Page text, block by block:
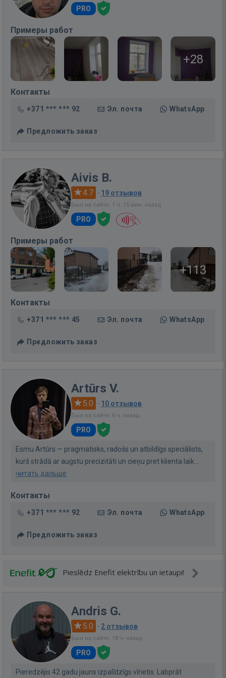
PRO
Примеры работ
+28
Контакты
+371 *** *** 92 Эл. почта WhatsApp
Предложить заказ
Aivis B.
4.7 · 19 отзывов
Был на сайте: 1 ч. 15 мин. назад
PRO
Примеры работ
+113
Контакты
+371 *** *** 45 Эл. почта WhatsApp
Предложить заказ
Artūrs V.
5.0 · 10 отзывов
Был на сайте: 6 ч. назад
PRO
Esmu Artūrs — pragmatisks, radošs un atbildīgs speciālists,
kurš strādā ar augstu precizitāti un cieņu pret klienta laik...
читать дальше
Контакты
+371 *** *** 92 Эл. почта WhatsApp
Предложить заказ
Pieslēdz Enefit elektrību un ietaupi!
Andris G.
5.0 · 2 отзывов
Был на сайте: 18 ч. назад
PRO
Pieredzējis 42 gadu jauns izpalīdzīgs vīrietis. Labprāt